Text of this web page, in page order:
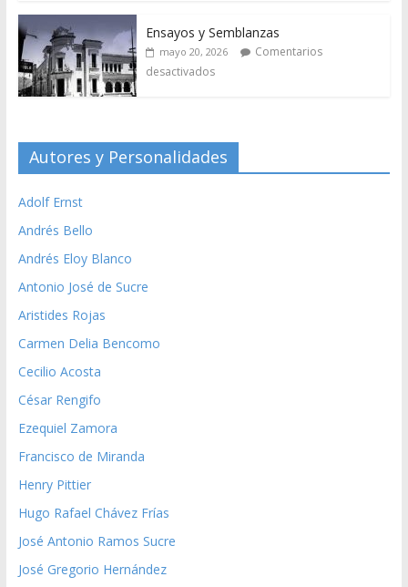
Ensayos y Semblanzas
mayo 20, 2026
Comentarios
desactivados
Autores y Personalidades
Adolf Ernst
Andrés Bello
Andrés Eloy Blanco
Antonio José de Sucre
Aristides Rojas
Carmen Delia Bencomo
Cecilio Acosta
César Rengifo
Ezequiel Zamora
Francisco de Miranda
Henry Pittier
Hugo Rafael Chávez Frías
José Antonio Ramos Sucre
José Gregorio Hernández